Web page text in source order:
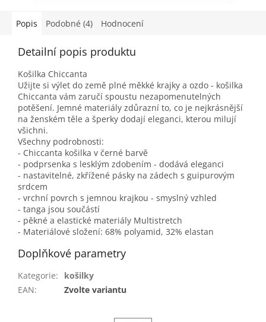
Popis Podobné (4) Hodnocení
Detailní popis produktu
Košilka Chiccanta
Užijte si výlet do země plné měkké krajky a ozdo - košilka
Chiccanta vám zaručí spoustu nezapomenutelných
potěšení. Jemné materiály zdůrazní to, co je nejkrásnější
na ženském těle a šperky dodají eleganci, kterou milují
všichni.
Všechny podrobnosti:
- Chiccanta košilka v černé barvě
- podprsenka s lesklým zdobením - dodává eleganci
- nastavitelné, zkřížené pásky na zádech s guipurovým
srdcem
- vrchní povrch s jemnou krajkou - smyslný vzhled
- tanga jsou součástí
- pěkné a elastické materiály Multistretch
- Materiálové složení: 68% polyamid, 32% elastan
Doplňkové parametry
Kategorie:
košilky
EAN: Zvolte variantu